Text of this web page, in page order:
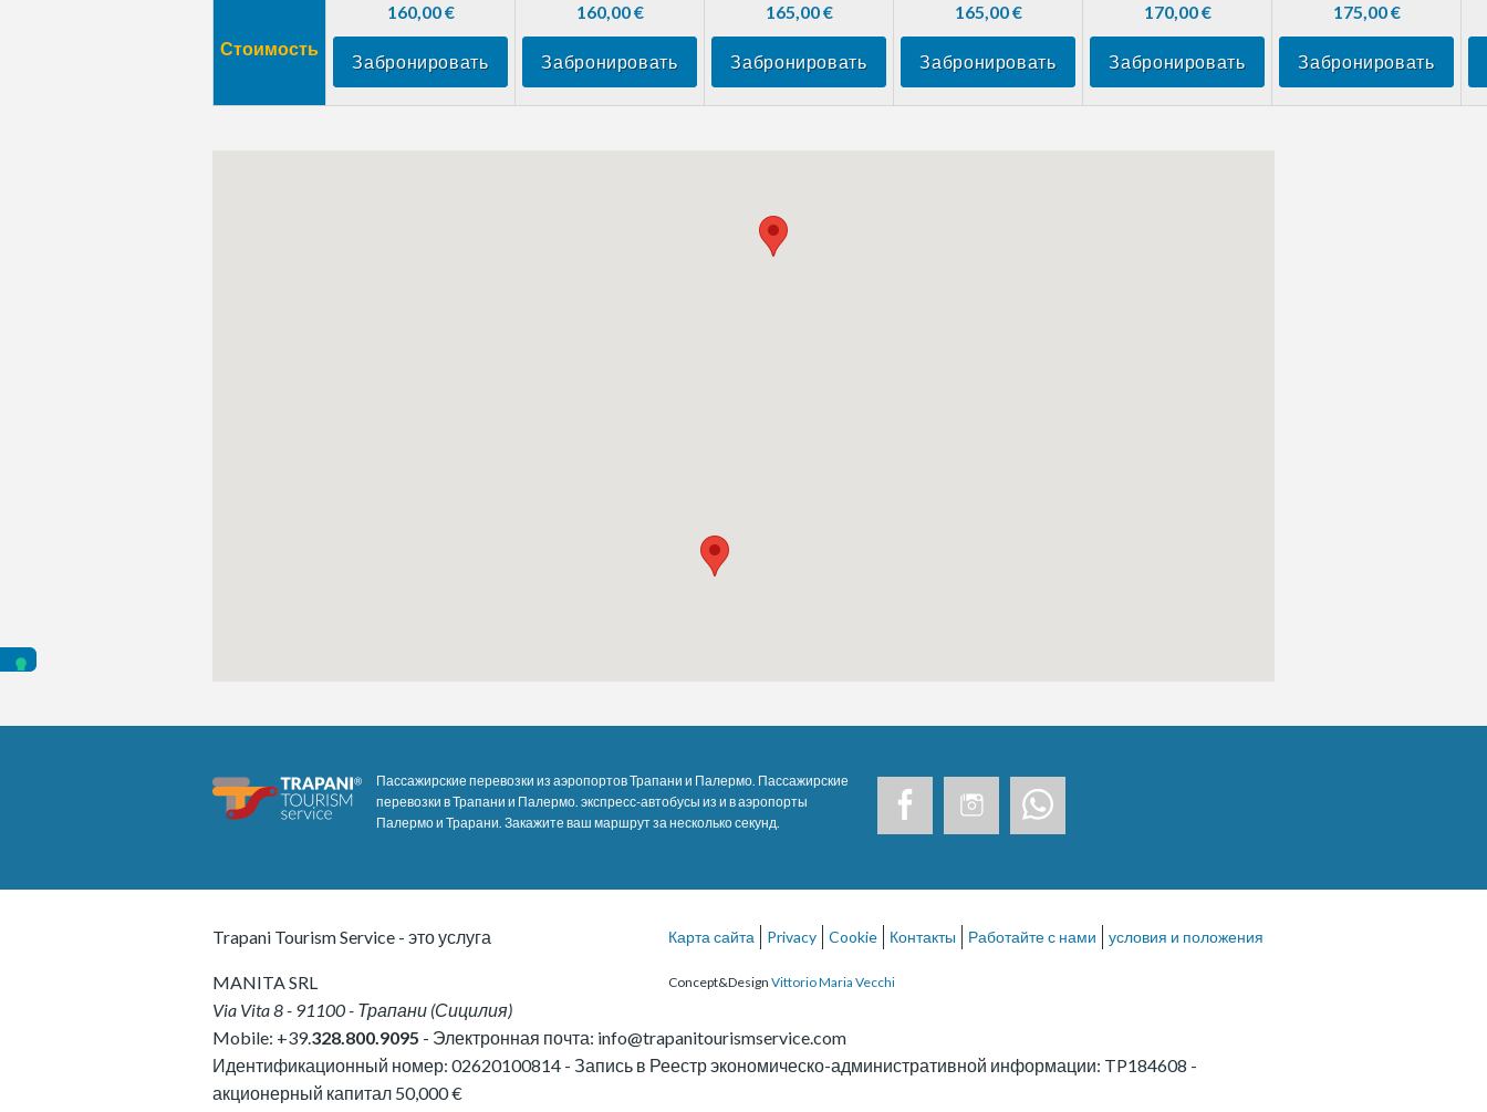
Стоимость
160,00 €
Забронировать
160,00 €
Забронировать
165,00 €
Забронировать
165,00 €
Забронировать
170,00 €
Забронировать
175,00 €
Забронировать
Пассажирские перевозки из аэропортов Трапани и Палермо. Пассажирские
перевозки в Трапани и Палермо. экспресс-автобусы из и в аэропорты
Палермо и Трарани. Закажите ваш маршрут за несколько секунд.
Trapani Tourism Service - это услуга
MANITA SRL
Via Vita 8- 91100- Трапани (Сицилия)
Mobile: +39.328.800.9095 - Электронная почта: info@trapanitourismservice.com
Идентификационный номер: 02620100814 - Запись в Реестр экономическо-административной информации: TP184608 -
акционерный капитал 50,000 €
Карта сайта Privacy Cookie Контакты Работайте с нами условия и положения
Concept&Design Vittorio Maria Vecchi